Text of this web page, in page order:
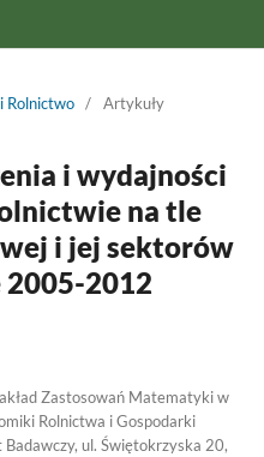
Rolnictwo / Artykuły
i wydajności
na tle
i jej sektorów
2005-2012
Zastosowań Matematyki w
Rolnictwa i Gospodarki
ul. Świętokrzyska 20,